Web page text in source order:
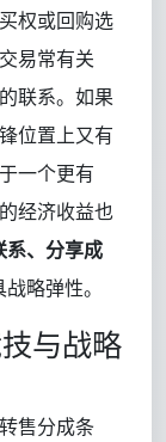
权或回购选
易常有关
联系。如果
位置上又有
一个更有
经济收益也
系、分享成
略弹性。
与战略
售分成条